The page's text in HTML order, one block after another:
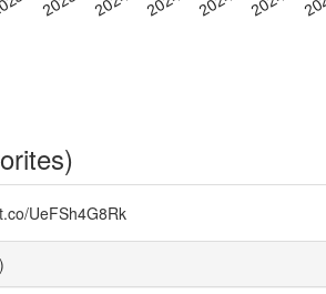
UeFSh4G8Rk
)